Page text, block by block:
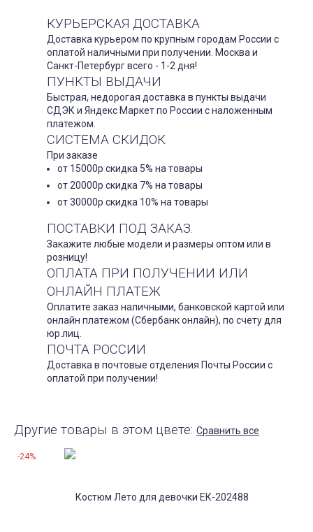
КУРЬЕРСКАЯ ДОСТАВКА
Доставка курьером по крупным городам России с
оплатой наличными при получении. Москва и
Санкт-Петербург всего - 1-2 дня!
ПУНКТЫ ВЫДАЧИ
Быстрая, недорогая доставка в пункты выдачи
СДЭК и Яндекс Маркет по России с наложенным
платежом.
СИСТЕМА СКИДОК
При заказе
от 15000р скидка 5% на товары
от 20000р скидка 7% на товары
от 30000р скидка 10% на товары
ПОСТАВКИ ПОД ЗАКАЗ.
Закажите любые модели и размеры оптом или в
розницу!
ОПЛАТА ПРИ ПОЛУЧЕНИИ ИЛИ
ОНЛАЙН ПЛАТЕЖ
Оплатите заказ наличными, банковской картой или
онлайн платежом (Сбербанк онлайн), по счету для
юр.лиц.
ПОЧТА РОССИИ
Доставка в почтовые отделения Почты России с
оплатой при получении!
Другие товары в этом цвете: Сравнить все
-24%